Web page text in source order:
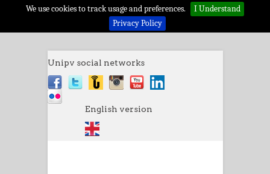
We use cookies to track usage and preferences.
I Understand
Privacy Policy
Unipv social networks
English version